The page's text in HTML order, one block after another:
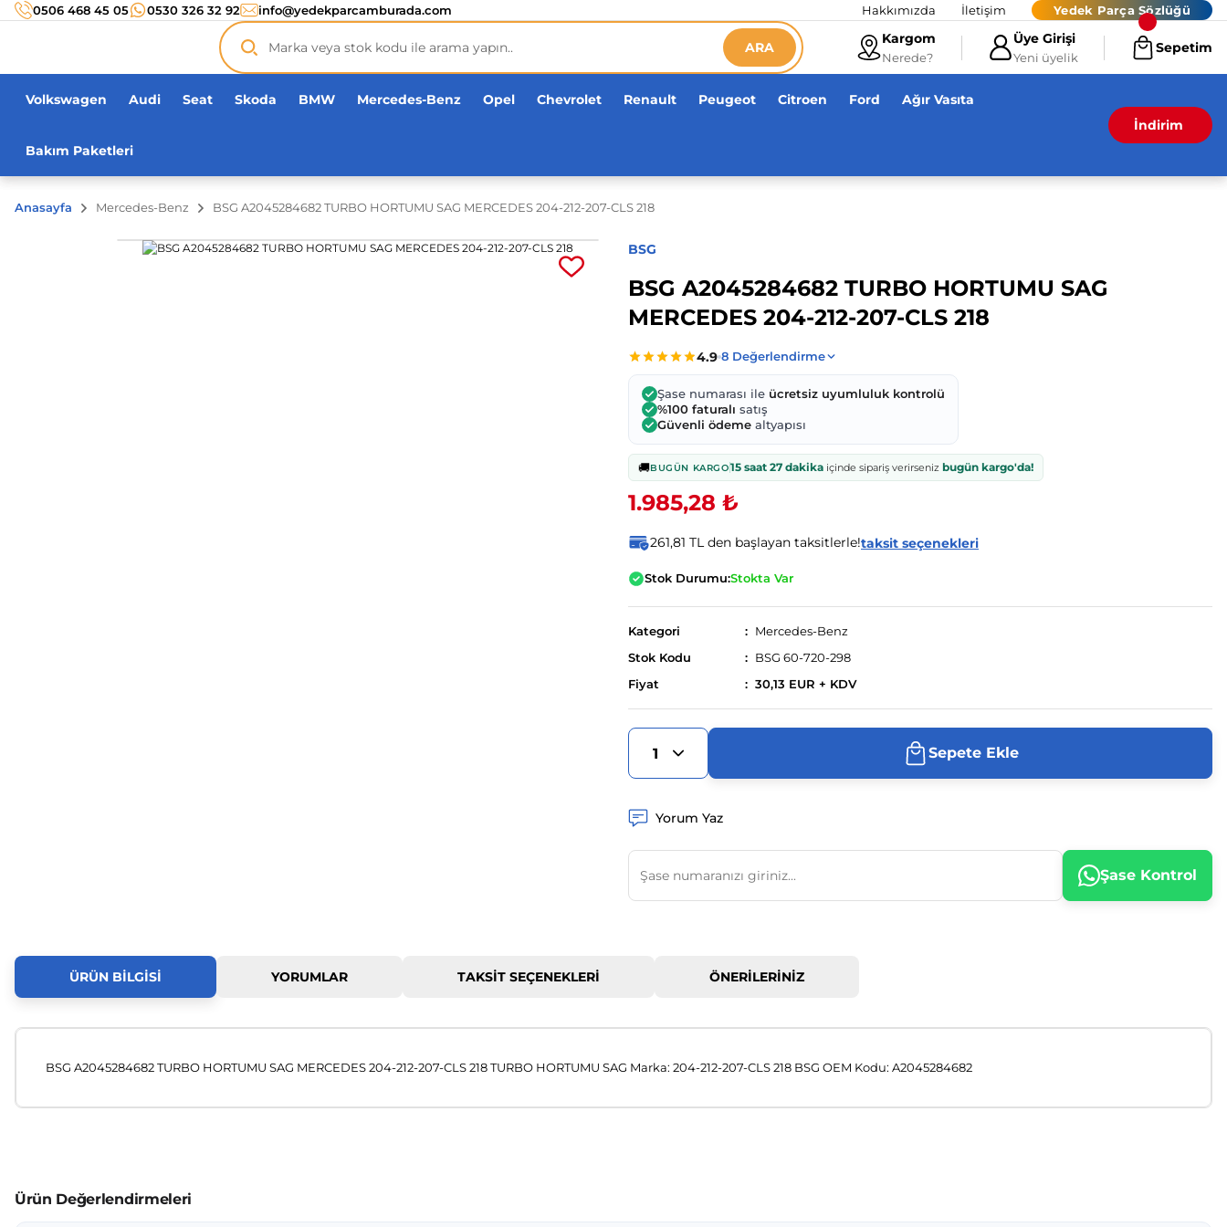
Türkiye’nin her noktasına 3000 TL ve üzerikargo ücretsiz!
Orijinal ürün
Üç yüz yirmi bin ürünadeti!
0506 468 45 05 0530 326 32 92 info@yedekparcamburada.com Hakkımızda İletişim Yedek Parça Sözlüğü
ARA
Kargom
Nerede?
Üye Girişi
Yeni üyelik
Sepetim
Volkswagen Audi Seat Skoda BMW Mercedes-Benz Opel Chevrolet Renault Peugeot Citroen Ford Ağır Vasıta
Bakım Paketleri
İndirim
Anasayfa Mercedes-Benz BSG A2045284682 TURBO HORTUMU SAG MERCEDES 204-212-207-CLS 218
BSG
BSG A2045284682 TURBO HORTUMU SAG
MERCEDES 204-212-207-CLS 218
Şase numarası ile ücretsiz uyumluluk kontrolü
%100 faturalı satış
Güvenli ödeme altyapısı
🚚BUGÜN KARGO15 saat 27 dakikaiçinde sipariş verirseniz bugün kargo'da!
1.985,28 ₺
261,81 TL den başlayan taksitlerle!taksit seçenekleri
Stok Durumu:Stokta Var
Kategori
Mercedes-Benz
Stok Kodu
BSG 60-720-298
Fiyat
30,13 EUR + KDV
Sepete Ekle
Yorum Yaz
Şase Kontrol
ÜRÜN BILGISI YORUMLAR TAKSIT SEÇENEKLERI ÖNERILERINIZ
BSG A2045284682 TURBO HORTUMU SAG MERCEDES 204-212-207-CLS 218 TURBO HORTUMU SAG Marka: 204-212-207-CLS 218 BSG OEM Kodu: A2045284682